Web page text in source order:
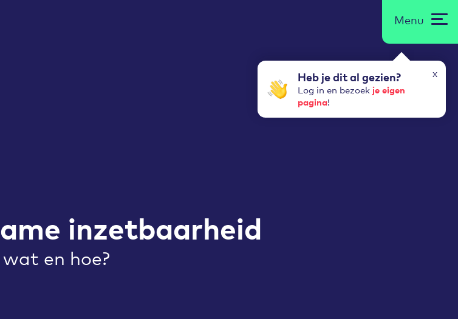
x
Heb je dit al gezien?
Log in en bezoek je eigen
pagina!
Menu
inzetbaarheid
en hoe?